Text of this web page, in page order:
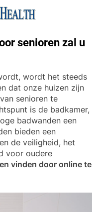
Health
senioren zal u
wordt het steeds
dat onze huizen zijn
senioren te
is de badkamer,
badwanden een
bieden een
de veiligheid, het
voor oudere
vinden door online te